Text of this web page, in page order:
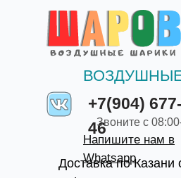
+7(904)
46
Доставка по Казани
Звоните с
Напишите нам в
Whatsapp